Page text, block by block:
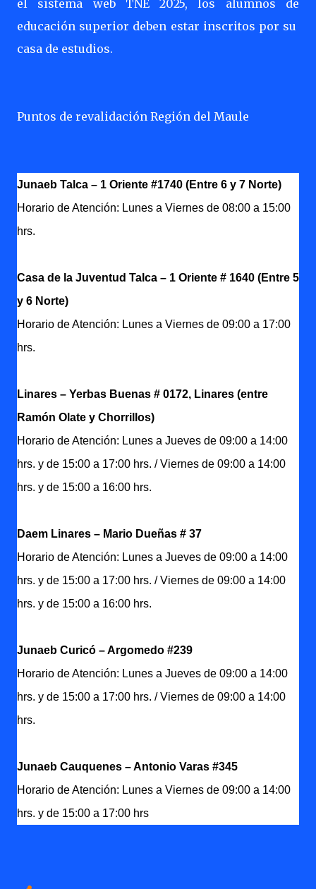
el sistema web TNE 2025, los alumnos de
educación superior deben estar inscritos por su
casa de estudios.
Puntos de revalidación Región del Maule
Junaeb Talca – 1 Oriente #1740 (Entre 6 y 7 Norte)
Horario de Atención: Lunes a Viernes de 08:00 a 15:00
hrs.
Casa de la Juventud Talca – 1 Oriente # 1640 (Entre 5
y 6 Norte)
Horario de Atención: Lunes a Viernes de 09:00 a 17:00
hrs.
Linares – Yerbas Buenas # 0172, Linares (entre
Ramón Olate y Chorrillos)
Horario de Atención: Lunes a Jueves de 09:00 a 14:00
hrs. y de 15:00 a 17:00 hrs. / Viernes de 09:00 a 14:00
hrs. y de 15:00 a 16:00 hrs.
Daem Linares – Mario Dueñas # 37
Horario de Atención: Lunes a Jueves de 09:00 a 14:00
hrs. y de 15:00 a 17:00 hrs. / Viernes de 09:00 a 14:00
hrs. y de 15:00 a 16:00 hrs.
Junaeb Curicó – Argomedo #239
Horario de Atención: Lunes a Jueves de 09:00 a 14:00
hrs. y de 15:00 a 17:00 hrs. / Viernes de 09:00 a 14:00
hrs.
Junaeb Cauquenes – Antonio Varas #345
Horario de Atención: Lunes a Viernes de 09:00 a 14:00
hrs. y de 15:00 a 17:00 hrs